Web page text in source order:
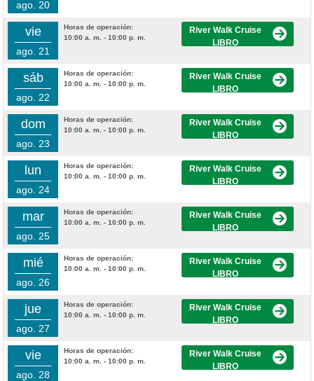
ago. 20
vie
ago. 21
Horas de operación:
10:00 a. m. - 10:00 p. m.
River Walk Cruise
LIBRO
sáb
ago. 22
Horas de operación:
10:00 a. m. - 10:00 p. m.
River Walk Cruise
LIBRO
dom
ago. 23
Horas de operación:
10:00 a. m. - 10:00 p. m.
River Walk Cruise
LIBRO
lun
ago. 24
Horas de operación:
10:00 a. m. - 10:00 p. m.
River Walk Cruise
LIBRO
mar
ago. 25
Horas de operación:
10:00 a. m. - 10:00 p. m.
River Walk Cruise
LIBRO
mié
ago. 26
Horas de operación:
10:00 a. m. - 10:00 p. m.
River Walk Cruise
LIBRO
jue
ago. 27
Horas de operación:
10:00 a. m. - 10:00 p. m.
River Walk Cruise
LIBRO
vie
ago. 28
Horas de operación:
10:00 a. m. - 10:00 p. m.
River Walk Cruise
LIBRO